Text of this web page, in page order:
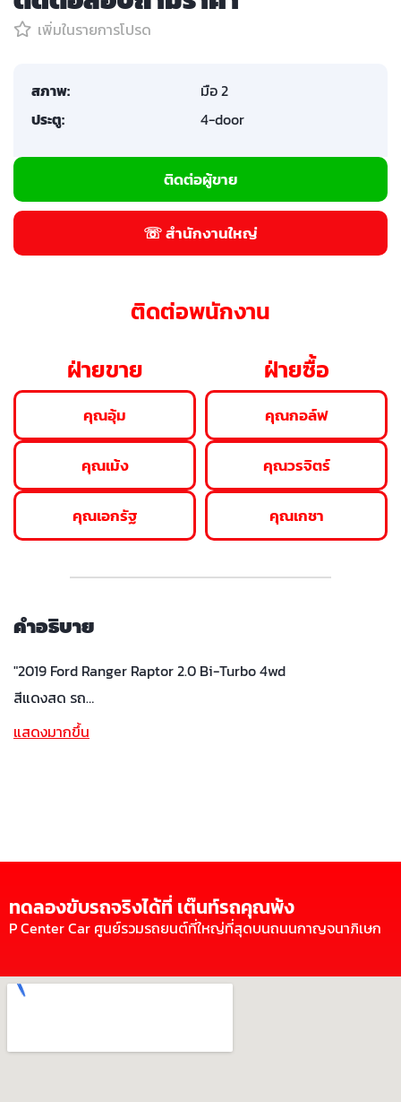
เพิ่มในรายการโปรด
สภาพ:
มือ 2
ประตู:
4-door
ติดต่อผู้ขาย
☏ สำนักงานใหญ่
ติดต่อพนักงาน
ฝ่ายขาย
คุณอุ้ม
คุณเม้ง
คุณเอกรัฐ
ฝ่ายซื้อ
คุณกอล์ฟ
คุณวรจิตร์
คุณเกชา
คำอธิบาย
"2019 Ford Ranger Raptor 2.0 Bi-Turbo 4wd
สีแดงสด รถ…
แสดงมากขึ้น
ทดลองขับรถจริงได้ที่ เต๊นท์รถคุณพ้ง
P Center Car ศูนย์รวมรถยนต์ที่ใหญ่ที่สุดบนถนนกาญจนาภิเษก